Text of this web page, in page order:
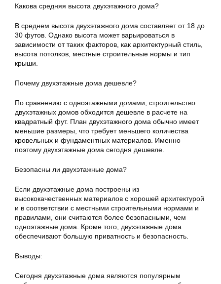
Какова средняя высота двухэтажного дома?
В среднем высота двухэтажного дома составляет от 18 до
30 футов. Однако высота может варьироваться в
зависимости от таких факторов, как архитектурный стиль,
высота потолков, местные строительные нормы и тип
крыши.
Почему двухэтажные дома дешевле?
По сравнению с одноэтажными домами, строительство
двухэтажных домов обходится дешевле в расчете на
квадратный фут. План двухэтажного дома обычно имеет
меньшие размеры, что требует меньшего количества
кровельных и фундаментных материалов. Именно
поэтому двухэтажные дома сегодня дешевле.
Безопасны ли двухэтажные дома?
Если двухэтажные дома построены из
высококачественных материалов с хорошей архитектурой
и в соответствии с местными строительными нормами и
правилами, они считаются более безопасными, чем
одноэтажные дома. Кроме того, двухэтажные дома
обеспечивают большую приватность и безопасность.
Выводы:
Сегодня двухэтажные дома являются популярным